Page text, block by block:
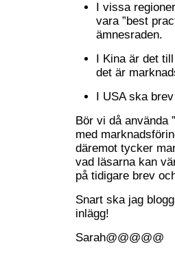
I vissa
vara ”best
ämnesraden.
I Kina är det
det är
I USA ska
Bör vi då använda
med
däremot tycker
vad läsarna kan
på tidigare brev
Snart ska jag
inlägg!
Sarah@@@@@